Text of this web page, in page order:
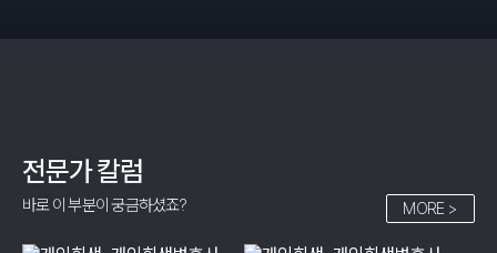
개인파산 접수완료
전문가 칼럼
바로 이 부분이 궁금하셨죠? MORE >